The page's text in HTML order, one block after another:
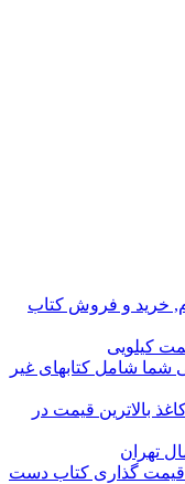
خرید و فروش کتاب
کیلویی
شما شامل کتابهای غیر
بالاترین قیمت در
تهران
گذاری کتاب دست